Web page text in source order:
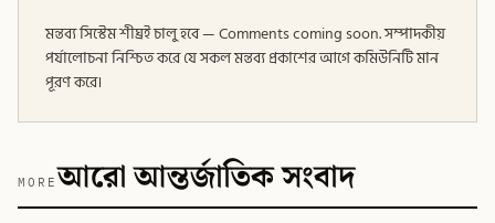
মন্তব্য সিস্টেম শীঘ্রই চালু হবে — Comments coming soon. সম্পাদকীয়
পর্যালোচনা নিশ্চিত করে যে সকল মন্তব্য প্রকাশের আগে কমিউনিটি মান
পূরণ করে।
MOREআরো আন্তর্জাতিক সংবাদ